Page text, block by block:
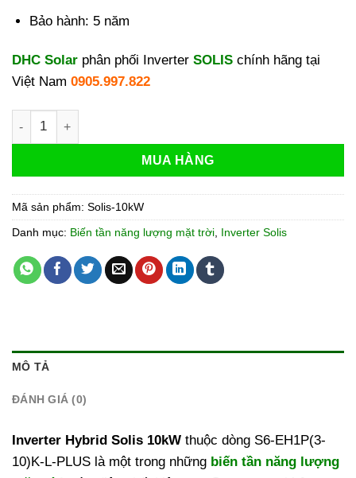
Bảo hành: 5 năm
DHC Solar phân phối Inverter SOLIS chính hãng tại
Việt Nam 0905.997.822
Inverter Hybrid Solis 10kW 1 Pha S6-EH1P10K-L-PLUS số
MUA HÀNG
Mã sản phẩm: Solis-10kW
Danh mục: Biến tần năng lượng mặt trời, Inverter Solis
MÔ TẢ
ĐÁNH GIÁ (0)
Inverter Hybrid Solis 10kW thuộc dòng S6-EH1P(3-
10)K-L-PLUS là một trong những biến tần năng lượng